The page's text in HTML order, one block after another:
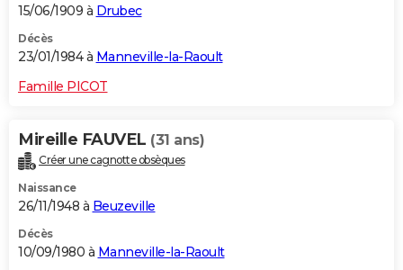
15/06/1909 à Drubec
Décès
23/01/1984 à Manneville-la-Raoult
Famille PICOT
Mireille FAUVEL (31 ans)
Créer une cagnotte obsèques
Naissance
26/11/1948 à Beuzeville
Décès
10/09/1980 à Manneville-la-Raoult